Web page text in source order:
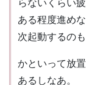
らないくらい
ある程度進め
次起動するの
かといって放
あるしなあ。